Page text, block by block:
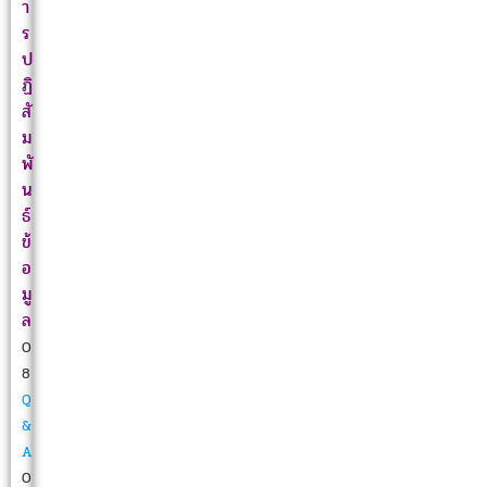
า
ร
ป
ฏิ
สั
ม
พั
น
ธ์
ข้
อ
มู
ล
O
8
Q
&
A
O